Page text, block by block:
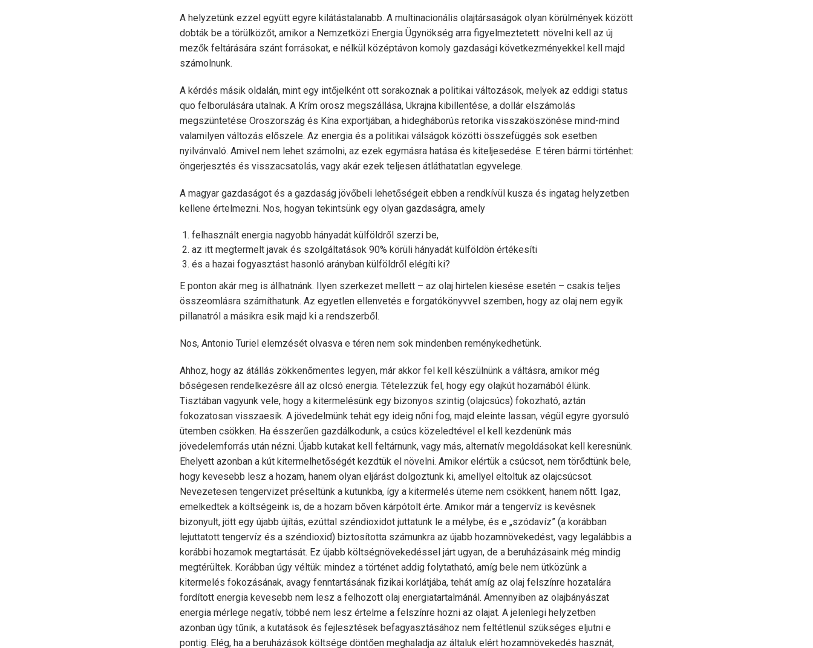
A helyzetünk ezzel együtt egyre kilátástalanabb. A multinacionális olajtársaságok olyan körülmények között
dobták be a törülközőt, amikor a Nemzetközi Energia Ügynökség arra figyelmeztetett: növelni kell az új
mezők feltárására szánt forrásokat, e nélkül középtávon komoly gazdasági következményekkel kell majd
számolnunk.
A kérdés másik oldalán, mint egy intőjelként ott sorakoznak a politikai változások, melyek az eddigi status
quo felborulására utalnak. A Krím orosz megszállása, Ukrajna kibillentése, a dollár elszámolás
megszüntetése Oroszország és Kína exportjában, a hidegháborús retorika visszaköszönése mind-mind
valamilyen változás előszele. Az energia és a politikai válságok közötti összefüggés sok esetben
nyilvánvaló. Amivel nem lehet számolni, az ezek egymásra hatása és kiteljesedése. E téren bármi történhet:
öngerjesztés és visszacsatolás, vagy akár ezek teljesen átláthatatlan egyvelege.
A magyar gazdaságot és a gazdaság jövőbeli lehetőségeit ebben a rendkívül kusza és ingatag helyzetben
kellene értelmezni. Nos, hogyan tekintsünk egy olyan gazdaságra, amely
felhasznált energia nagyobb hányadát külföldről szerzi be,
az itt megtermelt javak és szolgáltatások 90% körüli hányadát külföldön értékesíti
és a hazai fogyasztást hasonló arányban külföldről elégíti ki?
E ponton akár meg is állhatnánk. Ilyen szerkezet mellett – az olaj hirtelen kiesése esetén – csakis teljes
összeomlásra számíthatunk. Az egyetlen ellenvetés e forgatókönyvvel szemben, hogy az olaj nem egyik
pillanatról a másikra esik majd ki a rendszerből.
Nos, Antonio Turiel elemzését olvasva e téren nem sok mindenben reménykedhetünk.
Ahhoz, hogy az átállás zökkenőmentes legyen, már akkor fel kell készülnünk a váltásra, amikor még
bőségesen rendelkezésre áll az olcsó energia. Tételezzük fel, hogy egy olajkút hozamából élünk.
Tisztában vagyunk vele, hogy a kitermelésünk egy bizonyos szintig (olajcsúcs) fokozható, aztán
fokozatosan visszaesik. A jövedelmünk tehát egy ideig nőni fog, majd eleinte lassan, végül egyre gyorsuló
ütemben csökken. Ha ésszerűen gazdálkodunk, a csúcs közeledtével el kell kezdenünk más
jövedelemforrás után nézni. Újabb kutakat kell feltárnunk, vagy más, alternatív megoldásokat kell keresnünk.
Ehelyett azonban a kút kitermelhetőségét kezdtük el növelni. Amikor elértük a csúcsot, nem törődtünk bele,
hogy kevesebb lesz a hozam, hanem olyan eljárást dolgoztunk ki, amellyel eltoltuk az olajcsúcsot.
Nevezetesen tengervizet préseltünk a kutunkba, így a kitermelés üteme nem csökkent, hanem nőtt. Igaz,
emelkedtek a költségeink is, de a hozam bőven kárpótolt érte. Amikor már a tengervíz is kevésnek
bizonyult, jött egy újabb újítás, ezúttal széndioxidot juttatunk le a mélybe, és e „szódavíz” (a korábban
lejuttatott tengervíz és a széndioxid) biztosította számunkra az újabb hozamnövekedést, vagy legalábbis a
korábbi hozamok megtartását. Ez újabb költségnövekedéssel járt ugyan, de a beruházásaink még mindig
megtérültek. Korábban úgy véltük: mindez a történet addig folytatható, amíg bele nem ütközünk a
kitermelés fokozásának, avagy fenntartásának fizikai korlátjába, tehát amíg az olaj felszínre hozatalára
fordított energia kevesebb nem lesz a felhozott olaj energiatartalmánál. Amennyiben az olajbányászat
energia mérlege negatív, többé nem lesz értelme a felszínre hozni az olajat. A jelenlegi helyzetben
azonban úgy tűnik, a kutatások és fejlesztések befagyasztásához nem feltétlenül szükséges eljutni e
pontig. Elég, ha a beruházások költsége döntően meghaladja az általuk elért hozamnövekedés hasznát,